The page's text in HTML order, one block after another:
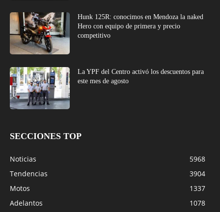
Hunk 125R: conocimos en Mendoza la naked
Hero con equipo de primera y precio
competitivo
La YPF del Centro activó los descuentos para
este mes de agosto
SECCIONES TOP
Noticias
5968
Tendencias
3904
Motos
1337
Adelantos
1078